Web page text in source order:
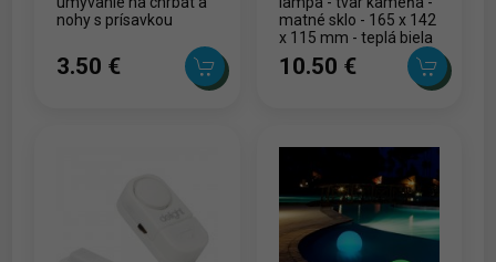
nohy s prísavkou
3.50 ‎€
matné sklo - 165 x 142
x 115 mm - teplá biela
LED
10.50 ‎€